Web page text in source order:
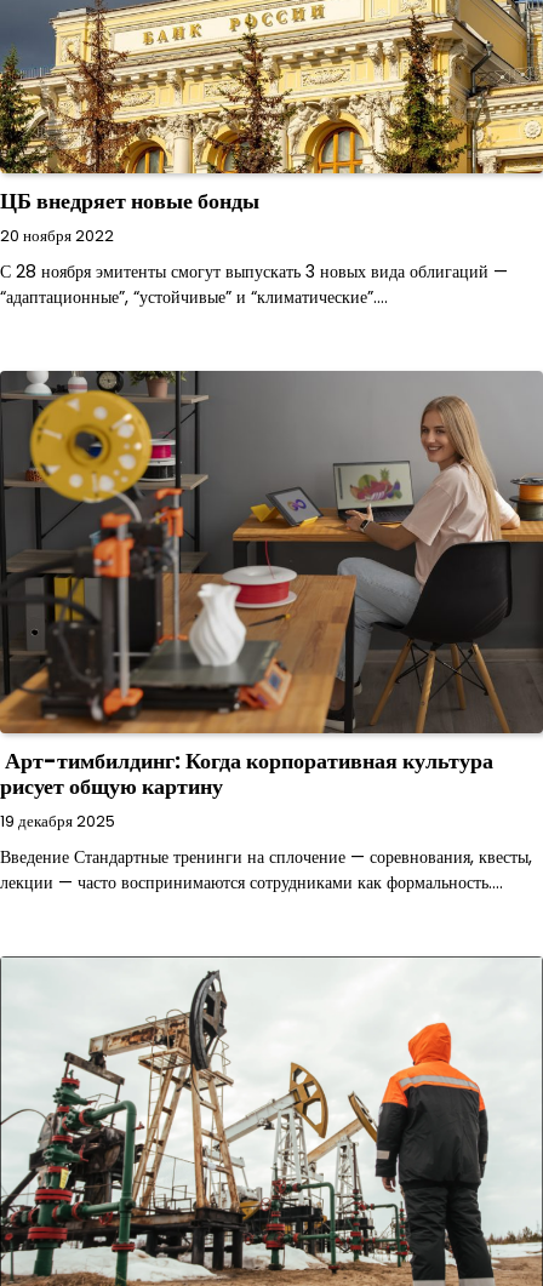
ЦБ внедряет новые бонды
20 ноября 2022
С 28 ноября эмитенты смогут выпускать 3 новых вида облигаций —
“адаптационные”, “устойчивые” и “климатические”.…
Арт-тимбилдинг: Когда корпоративная культура
рисует общую картину
19 декабря 2025
Введение Стандартные тренинги на сплочение — соревнования, квесты,
лекции — часто воспринимаются сотрудниками как формальность.…